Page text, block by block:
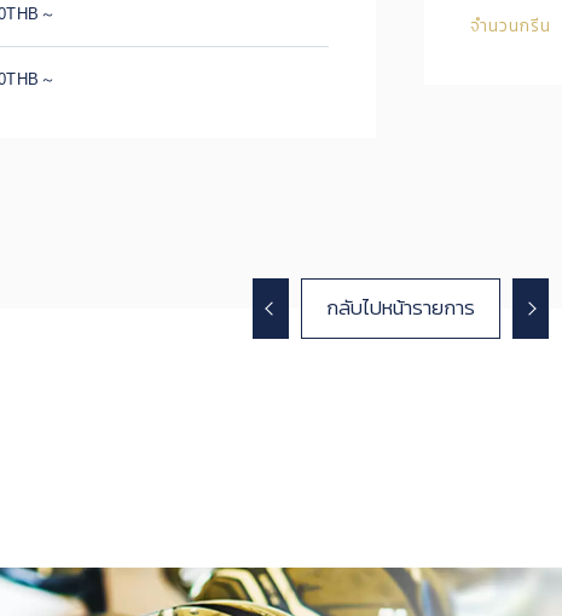
～
～
จำนวนกรีน
กลับไปหน้ารายการ